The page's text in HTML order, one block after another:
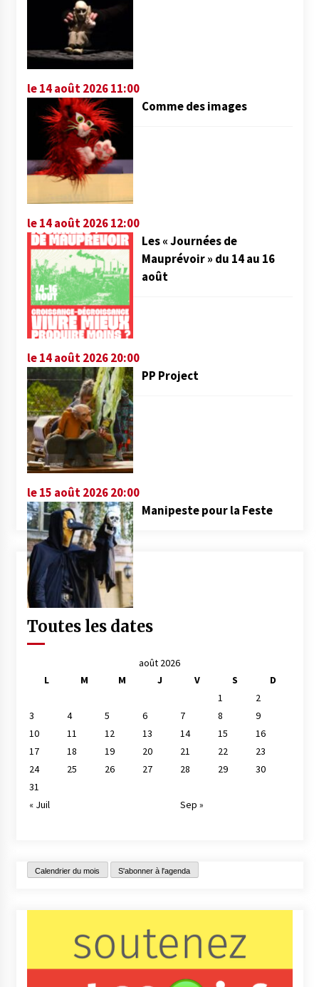
le 14 août 2026 11:00
Comme des images
le 14 août 2026 12:00
Les « Journées de
Mauprévoir » du 14 au 16
août
le 14 août 2026 20:00
PP Project
le 15 août 2026 20:00
Manipeste pour la Feste
Toutes les dates
août 2026
L
M M J V S
D
1
2
3
4 5 6 7 8
9
10
11 12 13 14 15
16
17
18 19 20 21 22
23
24
25 26 27 28 29
30
31
« Juil
Sep »
Calendrier du mois S'abonner à l'agenda